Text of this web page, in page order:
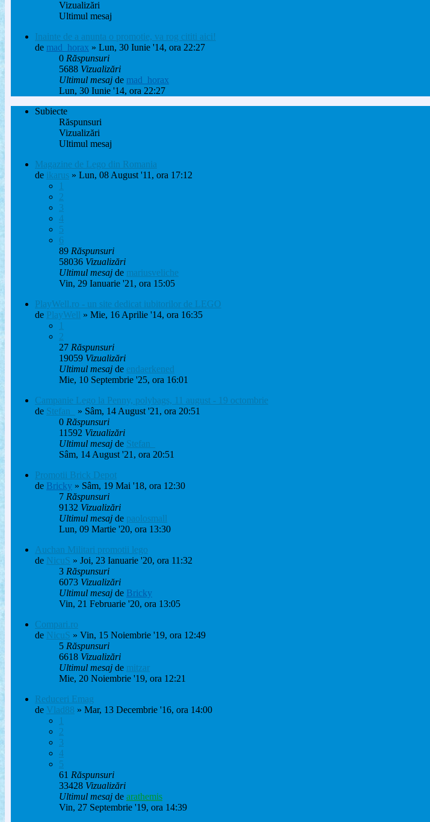
Vizualizări
Ultimul mesaj
Inainte de a anunta o promotie, va rog cititi aici!
de mad_horax » Lun, 30 Iunie '14, ora 22:27
0 Răspunsuri
5688 Vizualizări
Ultimul mesaj de mad_horax
Lun, 30 Iunie '14, ora 22:27
Subiecte
Răspunsuri
Vizualizări
Ultimul mesaj
Magazine de Lego din Romania
de ikarus » Lun, 08 August '11, ora 17:12
1
2
3
4
5
6
89 Răspunsuri
58036 Vizualizări
Ultimul mesaj de mariusveliche
Vin, 29 Ianuarie '21, ora 15:05
PlayWell.ro - un site dedicat iubitorilor de LEGO
de PlayWell » Mie, 16 Aprilie '14, ora 16:35
1
2
27 Răspunsuri
19059 Vizualizări
Ultimul mesaj de endaerkened
Mie, 10 Septembrie '25, ora 16:01
Campanie Lego la Penny, polybags, 11 august - 19 octombrie
de Stefan_
» Sâm, 14 August '21, ora 20:51
0 Răspunsuri
11592 Vizualizări
Ultimul mesaj de Stefan_
Sâm, 14 August '21, ora 20:51
Promotii Brick Depot
de Bricky » Sâm, 19 Mai '18, ora 12:30
7 Răspunsuri
9132 Vizualizări
Ultimul mesaj de paolosmall
Lun, 09 Martie '20, ora 13:30
Auchan Militari promotii lego
de NicuS » Joi, 23 Ianuarie '20, ora 11:32
3 Răspunsuri
6073 Vizualizări
Ultimul mesaj de Bricky
Vin, 21 Februarie '20, ora 13:05
Compari.ro
de NicuS » Vin, 15 Noiembrie '19, ora 12:49
5 Răspunsuri
6618 Vizualizări
Ultimul mesaj de mitzar
Mie, 20 Noiembrie '19, ora 12:21
Reduceri Emag
de Vlad88 » Mar, 13 Decembrie '16, ora 14:00
1
2
3
4
5
61 Răspunsuri
33428 Vizualizări
Ultimul mesaj de arathemis
Vin, 27 Septembrie '19, ora 14:39